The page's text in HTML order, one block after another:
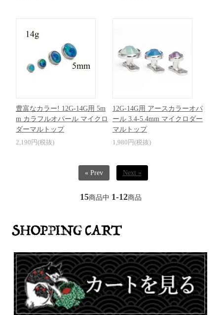
豊富なカラー! 12G-14G用 5m
m カラフルオパール マイクロ
ダーマルトップ
2,190円(税抜)
12G-14G用 アースカラーオパ
ール 3.4-5.4mm マイクロダー
マルトップ
1,980円(税抜)
« Prev Next »
15商品中 1-12商品